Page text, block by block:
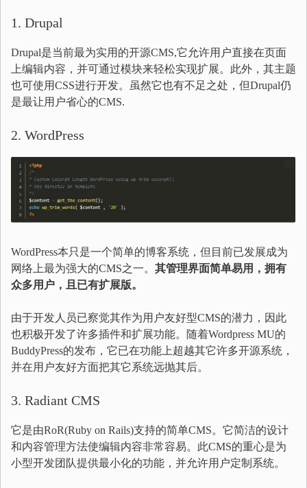
1. Drupal
Drupal是当前最为实用的开源CMS,它允许用户直接在页面
上编辑内容，并可通过模块来轻松实现扩展。此外，其主题
也可使用CSS进行开发。虽然它也有不足之处，但Drupal仍
是最让用户省心的CMS.
2. WordPress
WordPress本只是一个简单的博客系统，但目前已发展成为
网络上最为强大的CMS之一。 其管理界面简单易用，拥有
众多用户，且已有扩展版。
由于开发人员已察觉其作为用户友好型CMS的潜力，因此
也积极开发了许多插件和扩展功能。随着Wordpress MU的
BuddyPress的发布，它已在功能上超越其它许多开源系统，
并在用户友好方面把其它系统远抛其后。
3. Radiant CMS
它是由RoR(Ruby on Rails)支持的简单CMS。它简洁的设计
和内容管理方法使编辑内容非常容易。此CMS的重心是为
小型开发团队提供最小化的功能，并允许用户定制系统。